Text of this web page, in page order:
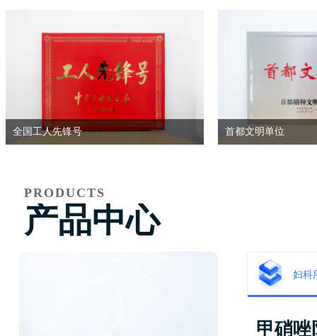
全国工人先锋号 首都文明单位
产品中心
PRODUCTS
妇科
甲硝唑